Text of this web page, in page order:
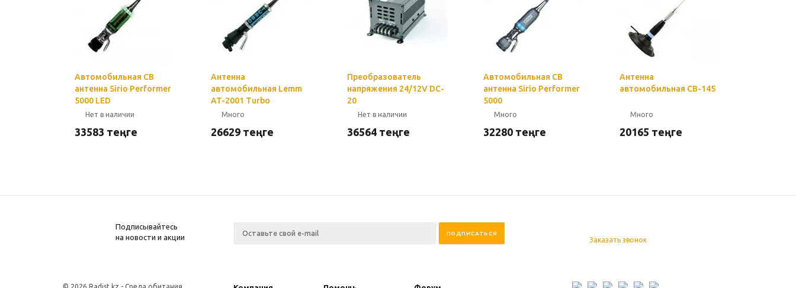
Автомобильная СВ
антенна Sirio Performer
5000 LED
Нет в наличии
33583 теңге
Антенна
автомобильная Lemm
AT-2001 Turbo
Много
26629 теңге
Преобразователь
напряжения 24/12V DC-
20
Нет в наличии
36564 теңге
Автомобильная СВ
антенна Sirio Performer
5000
Много
32280 теңге
Антенна
автомобильная CB-145
Много
20165 теңге
Подписывайтесь
на новости и акции
Заказать звонок